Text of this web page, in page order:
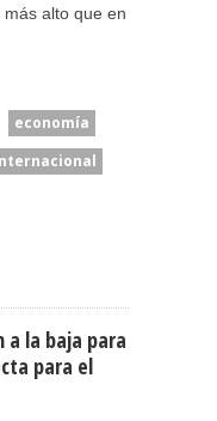
alto que en
economía
a la baja para
para el